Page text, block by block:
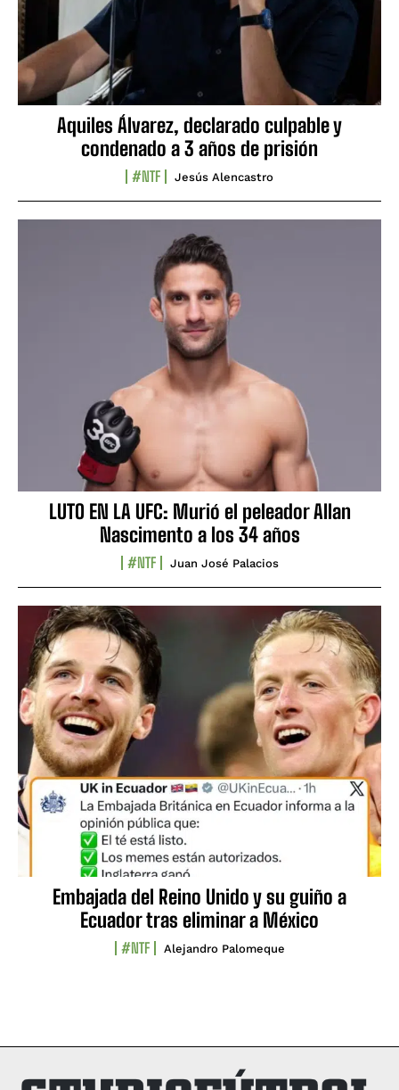
Aquiles Álvarez, declarado culpable y
condenado a 3 años de prisión
#NTF Jesús Alencastro
LUTO EN LA UFC: Murió el peleador Allan
Nascimento a los 34 años
#NTF Juan José Palacios
Embajada del Reino Unido y su guiño a
Ecuador tras eliminar a México
#NTF Alejandro Palomeque